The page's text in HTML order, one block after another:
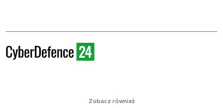
Zobacz również